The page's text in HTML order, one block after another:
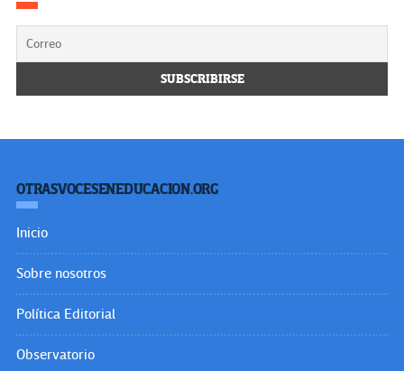
OTRASVOCESENEDUCACION.ORG
Inicio
Sobre nosotros
Política Editorial
Observatorio